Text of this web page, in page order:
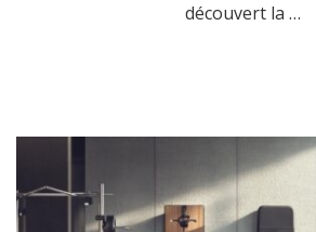
découvert la …